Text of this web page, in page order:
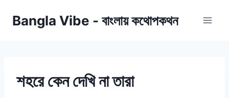
Bangla Vibe - বাংলায় কথোপকথন
শহরে কেন দেখি না তারা